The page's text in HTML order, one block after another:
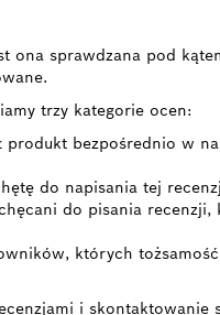
ona sprawdzana pod
trzy kategorie ocen:
produkt bezpośrednio w
do napisania tej
do pisania
których
i